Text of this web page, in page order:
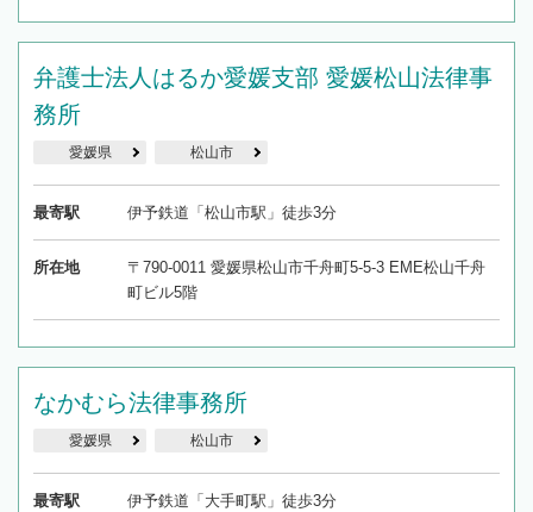
弁護士法人はるか愛媛支部 愛媛松山法律事
務所
愛媛県 松山市
最寄駅 伊予鉄道「松山市駅」徒歩3分
所在地
〒790-0011 愛媛県松山市千舟町5-5-3 EME松山千舟
町ビル5階
なかむら法律事務所
愛媛県 松山市
最寄駅 伊予鉄道「大手町駅」徒歩3分